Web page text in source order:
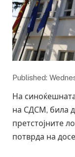
Published:
На
на СДСМ, била
претстојните
потврда на